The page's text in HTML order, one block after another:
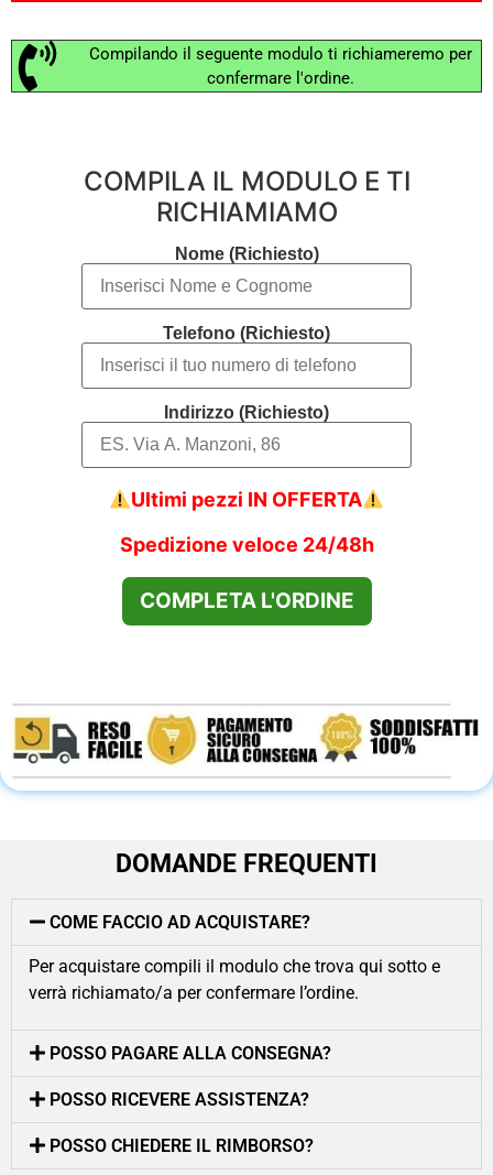
Compilando il seguente modulo ti richiameremo per
confermare l'ordine.
COMPILA IL MODULO E TI
RICHIAMIAMO
Nome (Richiesto)
Telefono (Richiesto)
Indirizzo (Richiesto)
Ultimi pezzi IN OFFERTA
Spedizione veloce 24/48h
DOMANDE FREQUENTI
COME FACCIO AD ACQUISTARE?
Per acquistare compili il modulo che trova qui sotto e
verrà richiamato/a per confermare l’ordine.
POSSO PAGARE ALLA CONSEGNA?
POSSO RICEVERE ASSISTENZA?
POSSO CHIEDERE IL RIMBORSO?